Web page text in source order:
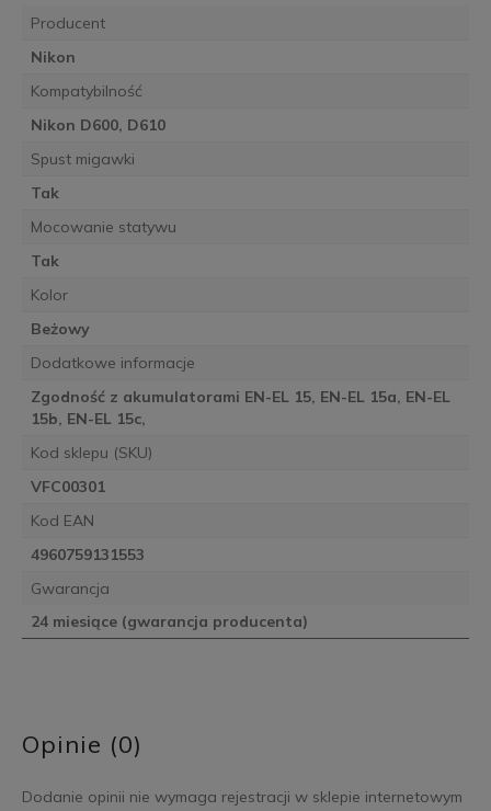
Producent
Nikon
Kompatybilność
Nikon D600, D610
Spust migawki
Tak
Mocowanie statywu
Tak
Kolor
Beżowy
Dodatkowe informacje
Zgodność z akumulatorami EN-EL 15, EN-EL 15a, EN-EL
15b, EN-EL 15c,
Kod sklepu (SKU)
VFC00301
Kod EAN
4960759131553
Gwarancja
24 miesiące (gwarancja producenta)
Opinie (0)
Dodanie opinii nie wymaga rejestracji w sklepie internetowym